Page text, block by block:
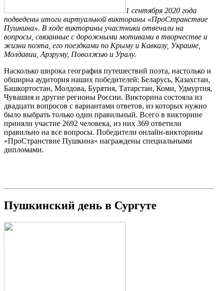
1 сентября 2020 года
подведены итоги виртуальной викторины «ПроСтранствие
Пушкина». В ходе викторины участники отвечали на
вопросы, связанные с дорожными мотивами в творчестве и
жизни поэта, его поездками по Крыму и Кавказу, Украине,
Молдавии, Арзруму, Поволжью и Уралу.
Насколько широка география путешествий поэта, настолько и
обширна аудитория наших победителей: Беларусь, Казахстан,
Башкортостан, Молдова, Бурятия, Татарстан, Коми, Удмуртия,
Чувашия и другие регионы России. Викторина состояла из
двадцати вопросов с вариантами ответов, из которых нужно
было выбрать только один правильный. Всего в викторине
приняли участие 2692 человека, из них 369 ответили
правильно на все вопросы. Победители онлайн-викторины
«ПроСтранствие Пушкина» награждены специальными
дипломами.
Пушкинский день в Сургуте